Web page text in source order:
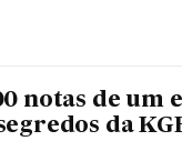
notas de um
da